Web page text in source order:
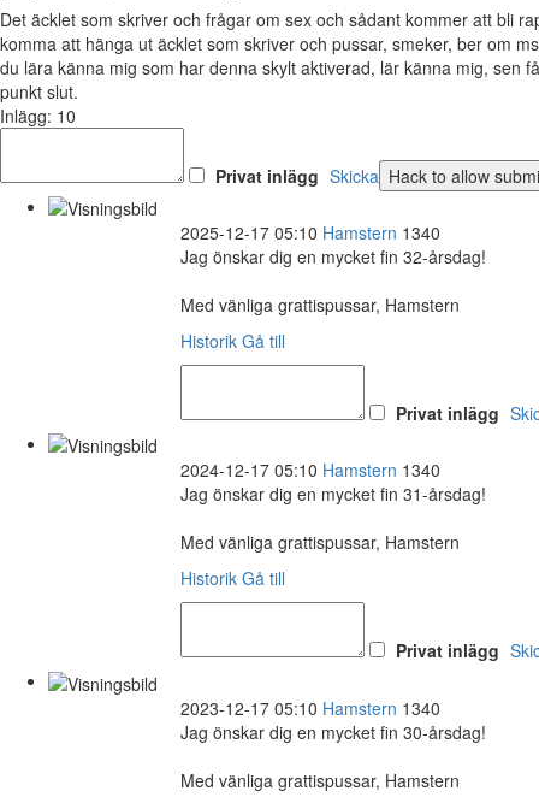
Det äcklet som skriver och frågar om sex och sådant kommer att bli
komma att hänga ut äcklet som skriver och pussar, smeker, ber om
du lära känna mig som har denna skylt aktiverad, lär känna mig,
punkt slut.
Inlägg: 10
Privat inlägg Skicka
2025-12-17 05:10 Hamstern 1340
Jag önskar dig en mycket fin 32-årsdag!
Med vänliga grattispussar, Hamstern
Historik Gå till
Privat inlägg
2024-12-17 05:10 Hamstern 1340
Jag önskar dig en mycket fin 31-årsdag!
Med vänliga grattispussar, Hamstern
Historik Gå till
Privat inlägg
2023-12-17 05:10 Hamstern 1340
Jag önskar dig en mycket fin 30-årsdag!
Med vänliga grattispussar, Hamstern